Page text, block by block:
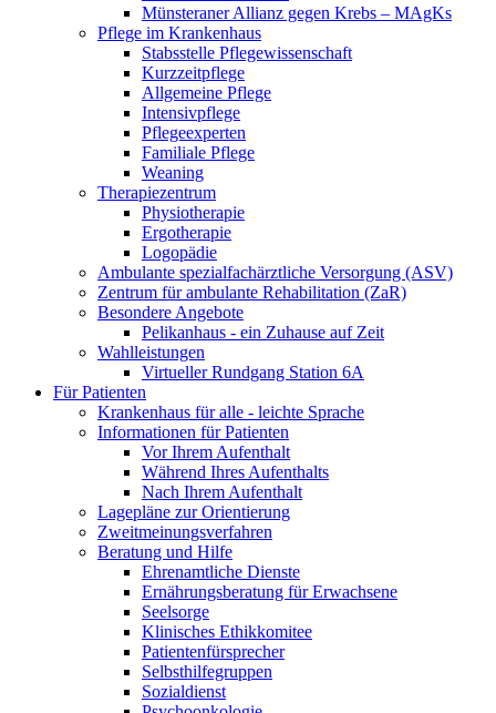
Münsteraner Allianz gegen Krebs – MAgKs
Pflege im Krankenhaus
Stabsstelle Pflegewissenschaft
Kurzzeitpflege
Allgemeine Pflege
Intensivpflege
Pflegeexperten
Familiale Pflege
Weaning
Therapiezentrum
Physiotherapie
Ergotherapie
Logopädie
Ambulante spezialfachärztliche Versorgung (ASV)
Zentrum für ambulante Rehabilitation (ZaR)
Besondere Angebote
Pelikanhaus - ein Zuhause auf Zeit
Wahlleistungen
Virtueller Rundgang Station 6A
Für Patienten
Krankenhaus für alle - leichte Sprache
Informationen für Patienten
Vor Ihrem Aufenthalt
Während Ihres Aufenthalts
Nach Ihrem Aufenthalt
Lagepläne zur Orientierung
Zweitmeinungsverfahren
Beratung und Hilfe
Ehrenamtliche Dienste
Ernährungsberatung für Erwachsene
Seelsorge
Klinisches Ethikkomitee
Patientenfürsprecher
Selbsthilfegruppen
Sozialdienst